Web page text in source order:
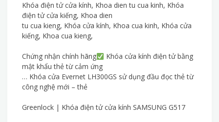
Khóa điện tử cửa kính, Khoa dien tu cua kinh, Khóa
điện tử cửa kiếng, Khoa dien
tu cua kieng, Khóa cửa kính, Khoa cua kinh, Khóa cửa
kiếng, Khoa cua kieng,
Chứng nhận chính hãng
Khóa cửa kính điện tử bằng
mật khẩu thẻ từ cảm ứng
… Khóa cửa Evernet LH300GS sử dụng đầu đọc thẻ từ
công nghệ mới – thẻ
Greenlock | Khóa điện tử cửa kính SAMSUNG G517